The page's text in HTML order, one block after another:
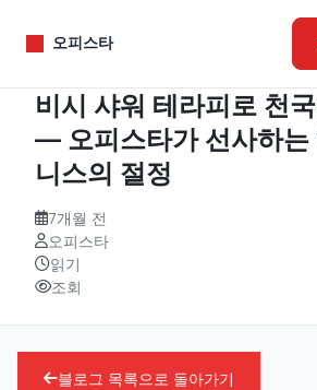
오피스타
비시 샤워 테라피로 천
― 오피스타가 선사하는
니스의 절정
7개월 전
오피스타
읽기
조회
블로그 목록으로 돌아가기